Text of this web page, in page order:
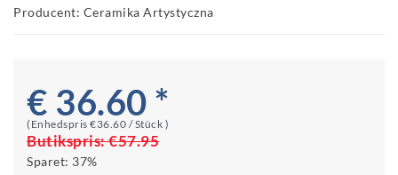
Producent: Ceramika Artystyczna
€ 36.60 *
(Enhedspris €36.60 / Stück )
Butikspris:€57.95
Sparet: 37%